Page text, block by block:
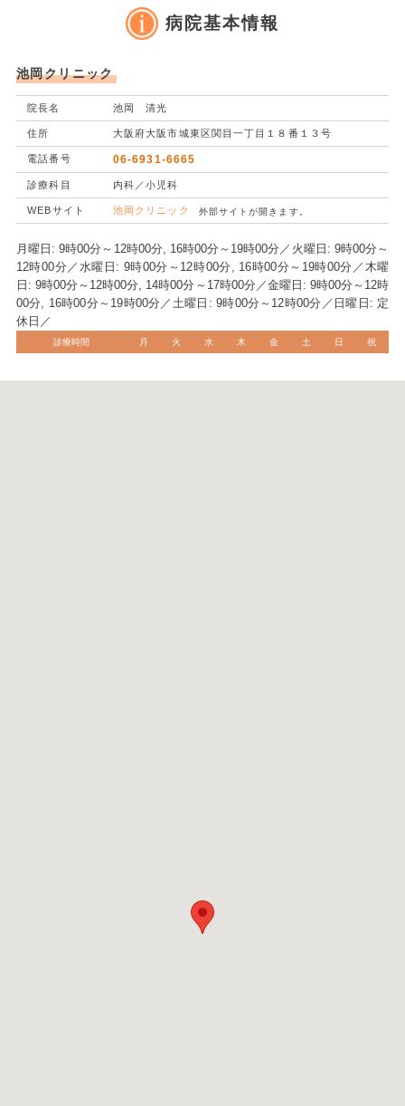
病院基本情報
池岡クリニック
院長名 池岡 清光
住所 大阪府大阪市城東区関目一丁目１８番１３号
電話番号 06-6931-6665
診療科目 内科／小児科
WEBサイト 池岡クリニック 外部サイトが開きます。
月曜日: 9時00分～12時00分, 16時00分～19時00分／火曜日: 9時00分～
12時00分／水曜日: 9時00分～12時00分, 16時00分～19時00分／木曜
日: 9時00分～12時00分, 14時00分～17時00分／金曜日: 9時00分～12時
00分, 16時00分～19時00分／土曜日: 9時00分～12時00分／日曜日: 定
休日／
診療時間 月 火 水 木 金 土 日 祝